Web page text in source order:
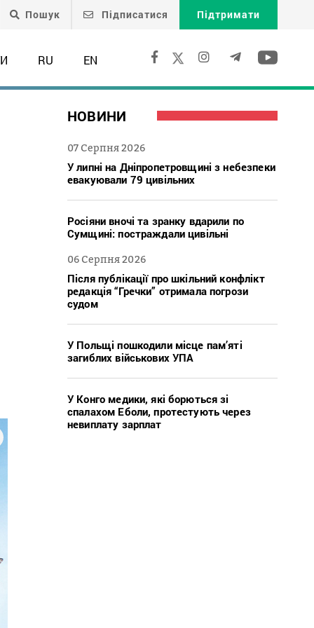
Пошук Підписатися Підтримати
RU EN
НОВИНИ
07 Серпня 2026
У липні на Дніпропетровщині з небезпеки
евакуювали 79 цивільних
Росіяни вночі та зранку вдарили по
Сумщині: постраждали цивільні
06 Серпня 2026
Після публікації про шкільний конфлікт
редакція “Гречки” отримала погрози
судом
У Польщі пошкодили місце пам’яті
загиблих військових УПА
У Конго медики, які борються зі
спалахом Еболи, протестують через
невиплату зарплат